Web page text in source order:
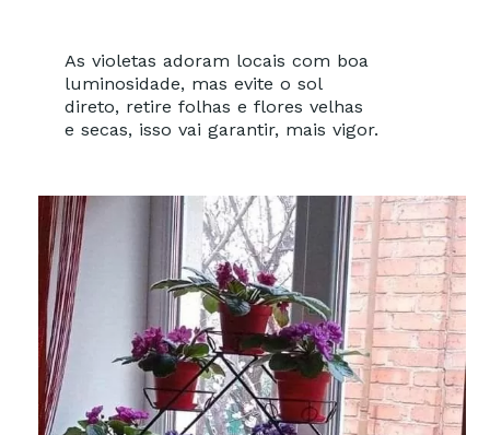
As violetas adoram locais com boa
luminosidade, mas evite o sol
direto, retire folhas e flores velhas
e secas, isso vai garantir, mais vigor.